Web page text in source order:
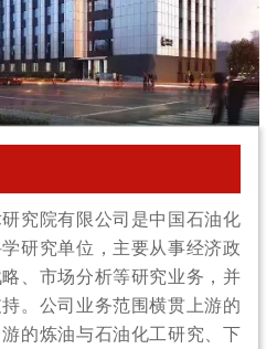
究院有限公司是中国石油化
研究单位，主要从事经济政
、市场分析等研究业务，并
。公司业务范围横贯上游的
的炼油与石油化工研究、下